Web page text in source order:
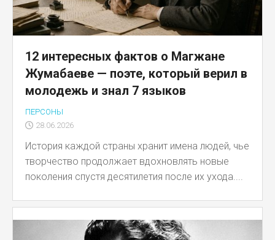
12 интересных фактов о Магжане
Жумабаеве — поэте, который верил в
молодежь и знал 7 языков
ПЕРСОНЫ
28.06.2026
История каждой страны хранит имена людей, чье
творчество продолжает вдохновлять новые
поколения спустя десятилетия после их ухода....